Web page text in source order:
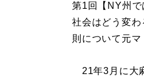
第1回【NY州
社会はどう変
則について元
21年3月に大